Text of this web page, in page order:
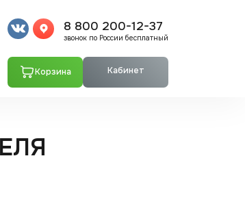
8 800 200-12-37
звонок по России бесплатный
Корзина Кабинет